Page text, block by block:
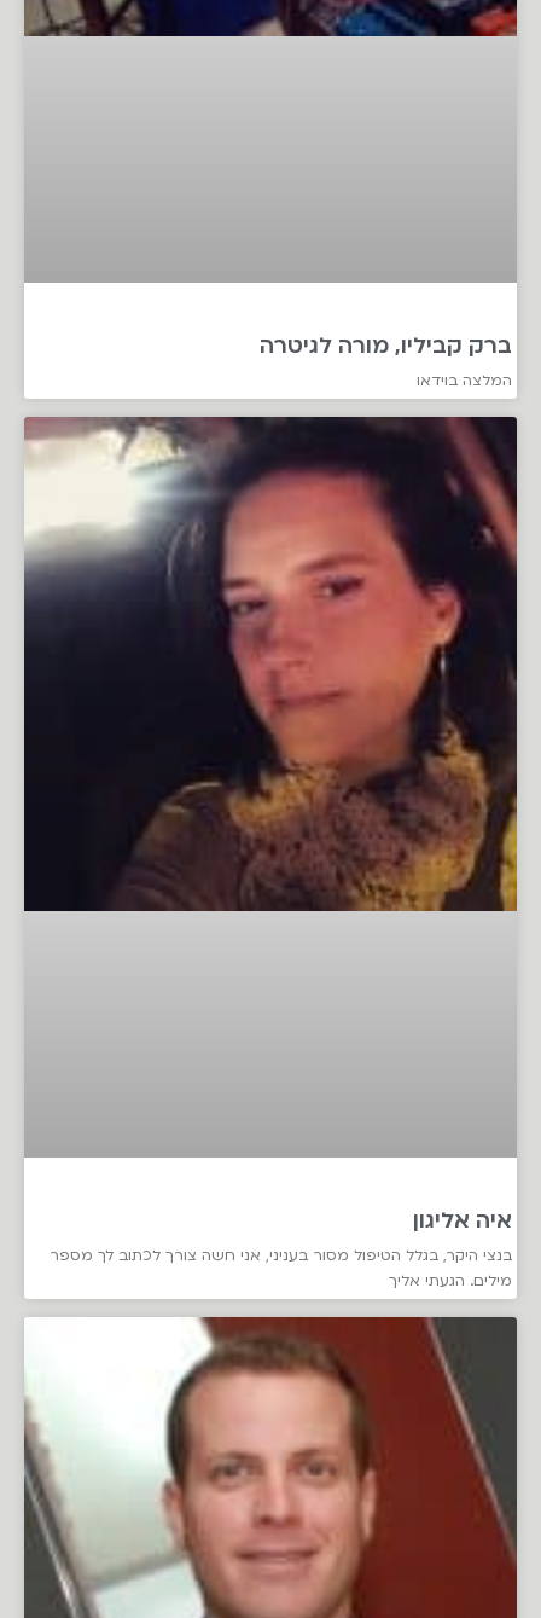
ברק קביליו, מורה לגיטרה
המלצה בוידאו
איה אליגון
בנצי היקר, בגלל הטיפול מסור בעניני, אני חשה צורך לכתוב לך מספר
מילים. הגעתי אליך